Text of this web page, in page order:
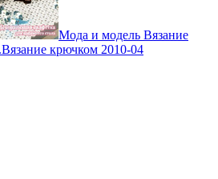
Мода и модель Вязание
крючком 2010-04